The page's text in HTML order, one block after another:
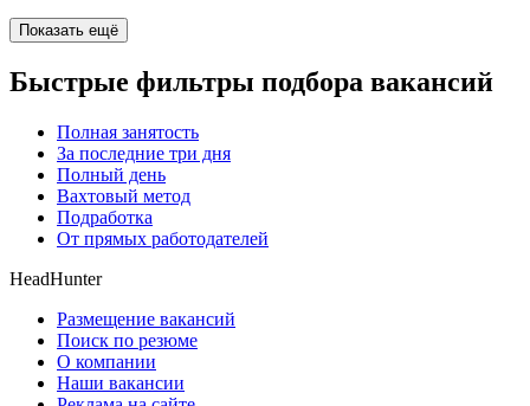
Показать ещё
Быстрые фильтры подбора вакансий
Полная занятость
За последние три дня
Полный день
Вахтовый метод
Подработка
От прямых работодателей
HeadHunter
Размещение вакансий
Поиск по резюме
О компании
Наши вакансии